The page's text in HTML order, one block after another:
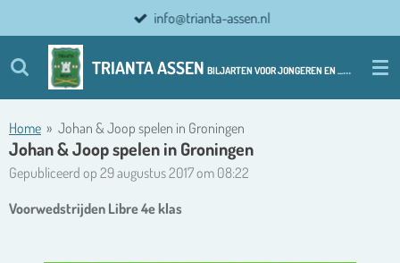
direct
naar
hoofdinhoud
TRIANTA ASSEN BILJARTEN VOOR JONGEREN EN ................ OUDERE JONGEREN
info@trianta-assen.nl
Home » Johan & Joop spelen in Groningen
Johan & Joop spelen in Groningen
Gepubliceerd op 29 augustus 2017 om 08:22
Voorwedstrijden Libre 4e klas